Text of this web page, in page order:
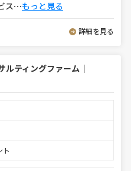
ス⋯もっと見る
詳細を見る
ルティングファーム｜
ト